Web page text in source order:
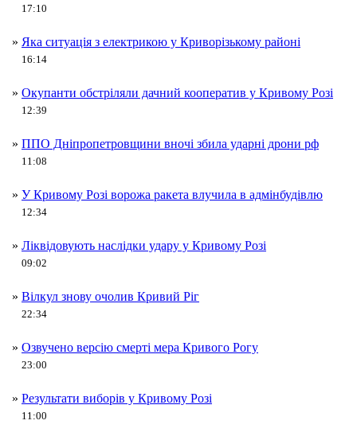
17:10
» Яка ситуація з електрикою у Криворізькому районі
16:14
» Окупанти обстріляли дачний кооператив у Кривому Розі
12:39
» ППО Дніпропетровщини вночі збила ударні дрони рф
11:08
» У Кривому Розі ворожа ракета влучила в адмінбудівлю
12:34
» Ліквідовують наслідки удару у Кривому Розі
09:02
» Вілкул знову очолив Кривий Ріг
22:34
» Озвучено версію смерті мера Кривого Рогу
23:00
» Результати виборів у Кривому Розі
11:00